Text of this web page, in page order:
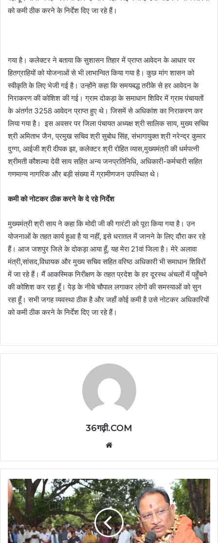
को कमी ठीक करने के निर्देश दिए जा रहे हैं।
गया है। कलेक्टर ने बताया कि सुशासन तिहार में प्राप्त आवेदन के आधार पर
हितग्राहियों को योजनाओं से भी लाभान्वित किया गया है। कुछ मांग शासन को
स्वीकृति के लिए भेजी गई है। उन्होंने कहा कि समयबद्ध तरीके से हर आवेदन के
निराकरण की कोशिश की गई। ग्राम दोकड़ा के समाधान शिविर में ग्राम पंचायतों
के अंतर्गत 3258 आवेदन प्राप्त हुए थे। जिसमें से अधिकांश का निराकरण कर
लिया गया है। इस अवसर पर जिला पंचायत अध्यक्ष श्री सालिक साय, मुख्य सचिव
श्री अमिताभ जैन, प्रमुख सचिव श्री सुबोध सिंह, संभागायुक्त श्री नरेन्द्र कुमार
दुग्गा, आईजी श्री दीपक झा, कलेक्टर श्री रोहित व्यास,मुख्यमंत्री की धर्मपत्नी
श्रीमती कौशल्या देवी साय सहित अन्य जनप्रतिनिधि, अधिकारी-कर्मचारी सहित
गणमान्य नागरिक और बड़ी संख्या में ग्रामीणजन उपस्थित थे।
कमी को नोटकर ठीक करने के दे रहे निर्देश
मुख्यमंत्री श्री साय ने कहा कि मोदी जी की गारंटी को पूरा किया गया है। उन
योजनाओं के तहत कार्य हुआ है या नहीं, इसे धरातल में जानने के लिए दौरा कर रहे
हैं। आज जशपुर जिले के दोकड़ा आया हूँ, यह मेरा 21वां जिला है। मेरे अलावा
मंत्री,सांसद,विधायक और मुख्य सचिव सहित वरिष्ठ अधिकारी भी समाधान शिविरों
में जा रहे हैं। मैं आकस्मिक निरीक्षण के तहत प्रदेश के हर दूरस्थ अंचलों में पहुँचने
की कोशिश कर रहा हूँ। पेड़ के नीचे चौपाल लगाकर लोगों की समस्याओं को सुन
रहा हूँ। सभी जगह व्यवस्था ठीक है और जहाँ कोई कमी है उसे नोटकर अधिकारियों
को कमी ठीक करने के निर्देश दिए जा रहे हैं।
36गढ़ी.COM